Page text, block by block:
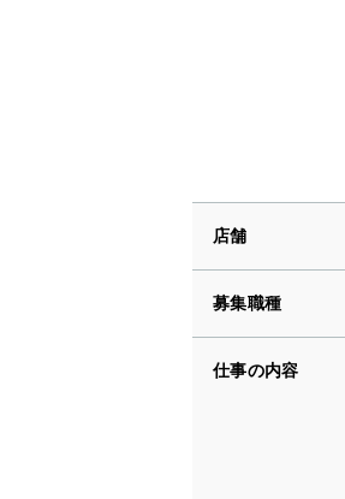
店舗
募集職種
仕事の内容